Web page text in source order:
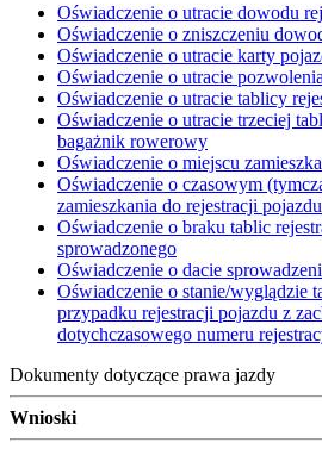
Oświadczenie o utracie dowodu
Oświadczenie o zniszczeniu
Oświadczenie o utracie karty
Oświadczenie o utracie
Oświadczenie o utracie tablicy
Oświadczenie o utracie trzeciej
bagażnik rowerowy
Oświadczenie o miejscu
Oświadczenie o czasowym
zamieszkania do rejestracji pojazdu
Oświadczenie o braku tablic
sprowadzonego
Oświadczenie o dacie
Oświadczenie o stanie/wyglądzie
przypadku rejestracji pojazdu z
dotychczasowego numeru
Dokumenty dotyczące prawa jazdy
Wnioski